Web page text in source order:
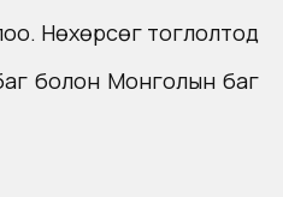
Нөхөрсөг тоглолтод
болон Монголын баг